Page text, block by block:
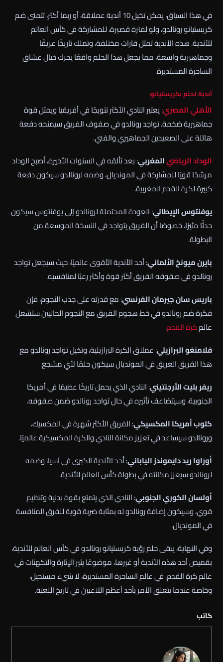
في هذا السياق، يمكن تخيل 10 أندية عملاقة، أو ربما أكثر، تتمنى ضم
كريستيانو رونالدو، ولو لفترة قصيرة، للمشاركة في كأس العالم
للأندية. هذه الأندية تمثل قارات مختلفة، وتملك تاريخًا عريقًا
وجماهيرية واسعة، مما يجعل هذا الحلم واقعًا يحرك خيال عشاق
الساحرة المستديرة.
أندية تحلم بكريستيانو:
الأهليالمصري: يعتبر النادي الأكثر تتويجًا في أفريقيا ويمثل قوة
جماهيرية ضخمة. تواجد رونالدو في صفوف الفريق سيمنحه دفعة
هائلة على الصعيدين الجماهيري والفني.
الوداد الرياضيالمغربي: بعد تألقه في السنوات الأخيرة، أصبح الوداد
مرشحًا قويًا للمشاركة في المونديال، وضمه لرونالدو سيكون دفعة
كبيرة لكرة القدم المغربية.
يوفنتوس الإيطالي: العودة المحتملة لرونالدو إلى يوفنتوس سيكون
حدثًا مثيرًا، خصوصًا أن الفريق يتواجد في النسخة الموسعة من
البطولة.
بايرن ميونخ الألماني: أحد الأندية الأقوى عالميًا، حيث سيجعل تواجد
رونالدو في صفوفه الفريق أكثر قوة وأكثر رعبًا لمنافسيه.
باريس سان جيرمان الفرنسي: مع قدرته على جذب النجوم، فإن
فكرة ضم رونالدو في خط هجوم الفريق مع النجوم الحاليين ستشعل
عالمكرة القدم.
فلامنغو البرازيلي: عملاق الكرة البرازيلية، وتخيل تواجد رونالدو مع
هذا الفريق العريق في المونديال سيكون حلمًا لأي مشجع.
ريفر بليت الأرجنتيني: النادي الذي يحمل تاريخًا عظيمًا في أمريكا
الجنوبية، وسيتضاعف تأثيره في حال تواجد رونالدو ضمن صفوفه.
كلوب أمريكا المكسيكي: الفريق الأكثر شهرة في المكسيك،
ورونالدو سيساعد في تعزيز مكانة النادي والكرة المكسيكية عالميًا.
أوراوا ريد دايموندز الياباني: أحد الأندية الكبرى في آسيا، وضمه
لرونالدو سيعزز مكانته في بطولة كأس العالم للأندية.
أولسان الكوري الجنوبي: النادي الذي يتمتع بقوة بدنية وتنظيم
قوي، وسيكون إضافة رونالدو له بمثابة ضربة قوية للفرق المنافسة
في المونديال.
وفي النهاية، يبقى حلم رؤية كريستيانو رونالدو في كأس العالم للأندية،
بقميص أحد هذه الأندية أو غيرها، موضوعًا يثير الإثارة والتكهنات في
عالم كرة القدم. في عالم الساحرة المستديرة، لا شيء مستحيل،
وخاصة عندما يتعلق الأمر بأحد أعظم اللاعبين في تاريخ اللعبة.
كاتب